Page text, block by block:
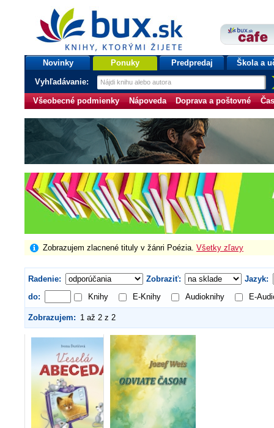
bux.sk
knihy, ktorými žijete
Úvodná stránka
Novinky Ponuky Predpredaj Škola a
Vyhľadávanie:
Všeobecné podmienky Nápoveda Doprava a poštovné
Zobrazujem zlacnené tituly v žánri Poézia. Všetky zľavy
Radenie: Zobraziť:
Jazyk:
do:
Knihy E-Knihy Audioknihy E-
Zobrazujem: 1 až 2 z 2